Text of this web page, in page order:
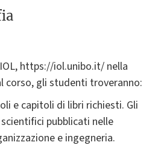
https://iol.unibo.it/ nella
corso, gli studenti troveranno:
e capitoli di libri richiesti. Gli
pubblicati nelle
e ingegneria.